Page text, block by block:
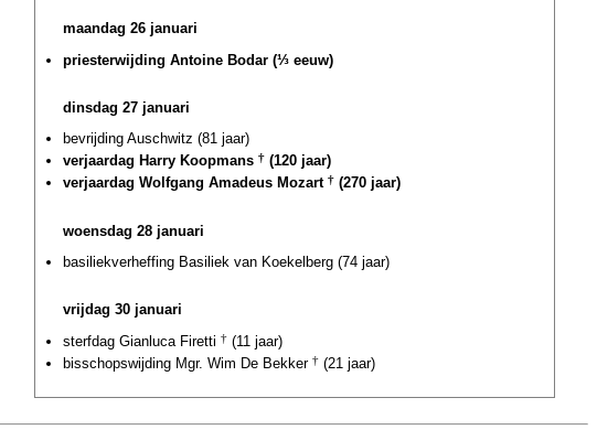
maandag 26 januari
priesterwijding Antoine Bodar (⅓ eeuw)
dinsdag 27 januari
bevrijding Auschwitz (81 jaar)
verjaardag Harry Koopmans † (120 jaar)
verjaardag Wolfgang Amadeus Mozart † (270 jaar)
woensdag 28 januari
basiliekverheffing Basiliek van Koekelberg (74 jaar)
vrijdag 30 januari
sterfdag Gianluca Firetti † (11 jaar)
bisschopswijding Mgr. Wim De Bekker † (21 jaar)